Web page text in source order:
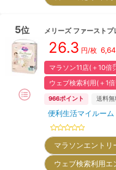
5位 メリーズ ファーストプ
26.3 円/枚
マラソン11店(＋10倍
ウェブ検索利用(＋1
966ポイント 送料無
便利生活マイルー
マラソンエント
ウェブ検索利用